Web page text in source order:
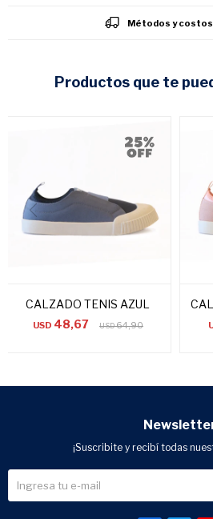
Métodos y costos
productos que te
CALZADO TENIS AZUL
USD 48,67 USD64,90
¡Suscribite y recibí todas